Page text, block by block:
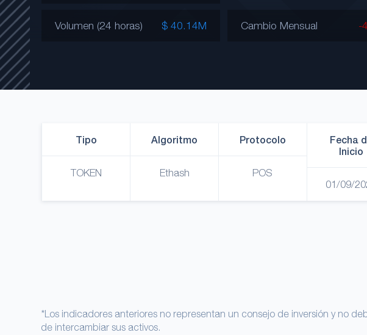
Volumen (24 horas) $ 40.14M Cambio Mensual -
Tipo
TOKEN
Algoritmo
Ethash
Protocolo
POS
Fecha
Inicio
01/09/
*Los indicadores anteriores no representan un consejo de inversión y no
de intercambiar sus activos.